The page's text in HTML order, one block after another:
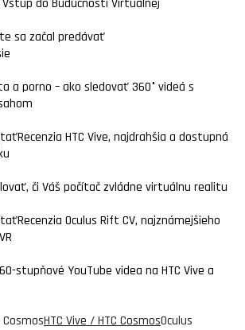
do Budúcnosti Virtuálnej
sa začal predávať
a porno – ako sledovať 360° videá s
Recenzia HTC Vive, najdrahšia a dostupná
či Váš počítač zvládne virtuálnu realitu
Recenzia Oculus Rift CV, najznámejšieho
stupňové YouTube videa na HTC Vive a
CosmosHTC Vive / HTC CosmosOculus